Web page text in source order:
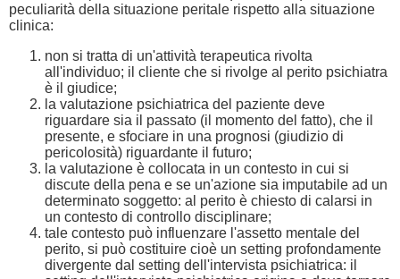
peculiarità della situazione peritale rispetto alla situazione
clinica:
non si tratta di un'attività terapeutica rivolta
all'individuo; il cliente che si rivolge al perito psichiatra
è il giudice;
la valutazione psichiatrica del paziente deve
riguardare sia il passato (il momento del fatto), che il
presente, e sfociare in una prognosi (giudizio di
pericolosità) riguardante il futuro;
la valutazione è collocata in un contesto in cui si
discute della pena e se un'azione sia imputabile ad un
determinato soggetto: al perito è chiesto di calarsi in
un contesto di controllo disciplinare;
tale contesto può influenzare l'assetto mentale del
perito, si può costituire cioè un setting profondamente
divergente dal setting dell'intervista psichiatrica: il